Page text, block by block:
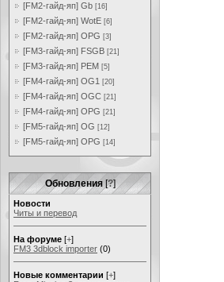
[FM2-гайд-яп] Gb [16]
[FM2-гайд-яп] WotE [6]
[FM2-гайд-яп] OPG [3]
[FM3-гайд-яп] FSGB [21]
[FM3-гайд-яп] PEM [5]
[FM4-гайд-яп] OG1 [20]
[FM4-гайд-яп] OGC [21]
[FM4-гайд-яп] OPG [21]
[FM5-гайд-яп] OG [12]
[FM5-гайд-яп] OPG [14]
Обновления [?]
Новости
Читы и перевод
На форуме [+]
FM3 3dblock importer (0)
Новые комментарии [+]